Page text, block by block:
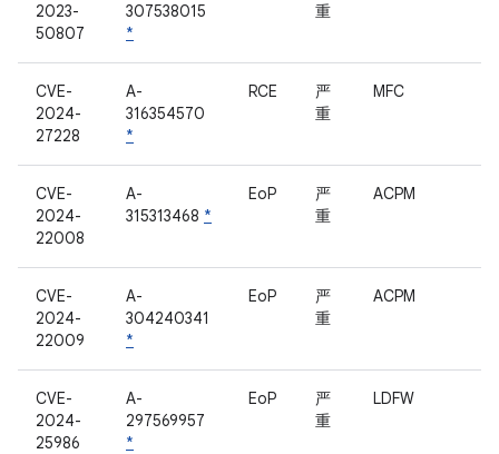
2023-
50807
307538015
*
重
CVE-
2024-
27228
A-
316354570
*
RCE
严
重
MFC
CVE-
2024-
22008
A-
315313468 *
EoP
严
重
ACPM
CVE-
2024-
22009
A-
304240341
*
EoP
严
重
ACPM
CVE-
2024-
25986
A-
297569957
*
EoP
严
重
LDFW